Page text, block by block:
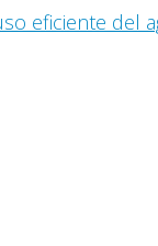
eficiente del